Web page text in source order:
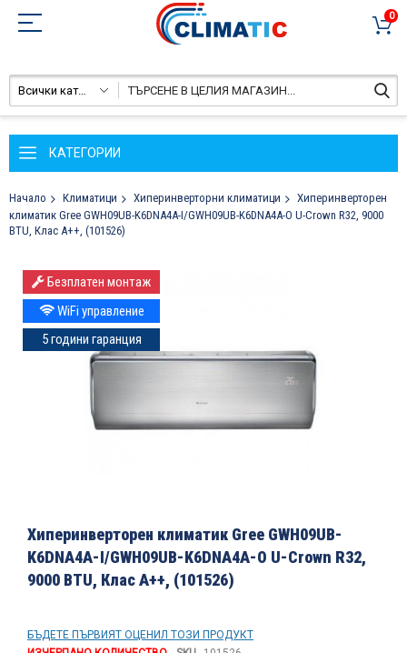
0
Всички категории
КАТЕГОРИИ
Начало Климатици Хиперинверторни климатици
Хиперинверторен
климатик Gree GWH09UB-K6DNA4A-I/GWH09UB-K6DNA4A-O U-Crown R32, 9000
BTU, Клас A++, (101526)
Преминете
към
края
на
галерията
на
изображенията
Безплатен монтаж
WiFi управление
5 години гаранция
към
началото
на
галерия
Хиперинверторен климатик Gree GWH09UB-
K6DNA4A-I/GWH09UB-K6DNA4A-O U-Crown R32,
9000 BTU, Клас A++, (101526)
БЪДЕТЕ ПЪРВИЯТ ОЦЕНИЛ ТОЗИ ПРОДУКТ